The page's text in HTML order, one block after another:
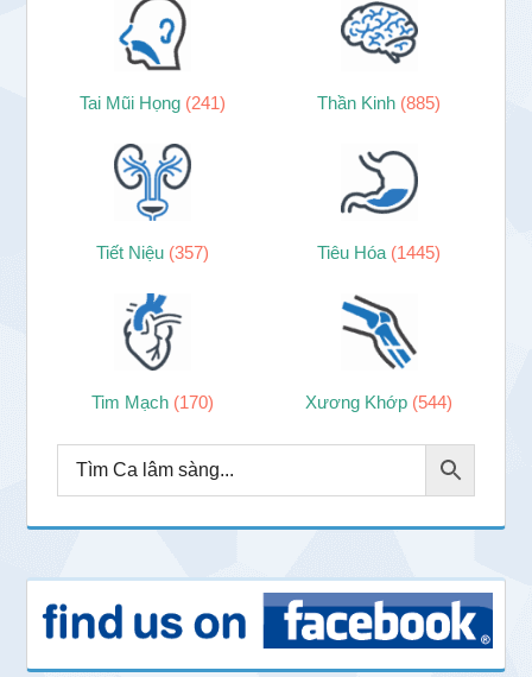
Tai Mũi Họng (241) Thần Kinh (885)
Tiết Niệu (357) Tiêu Hóa (1445)
Tim Mạch (170) Xương Khớp (544)